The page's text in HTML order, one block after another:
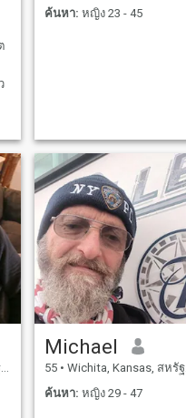
ค้นหา: หญิง 23 - 45
Michael
55 • Wichita, Kansas, สหรัฐอเมริกา
ค้นหา: หญิง 29 - 47